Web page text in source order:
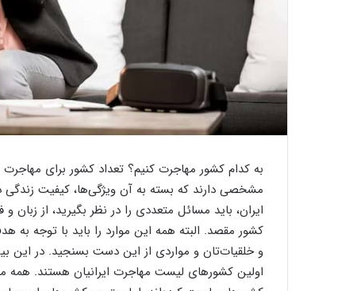
به کدام کشور مهاجرت کنیم؟ تعداد کشور برای
مشخصی دارند که بسته به آن‌ ویژگی‌ها، کیفیت
ایران، باید مسائل متعددی را در نظر بگیرید، از زبان
کشور مقصد. البته همه این موارد را باید با توجه
و خلقیات‌تان و مواردی از این دست بسنجید. در این
اولین کشورهای لیست مهاجرت ایرانیان هستند. همه